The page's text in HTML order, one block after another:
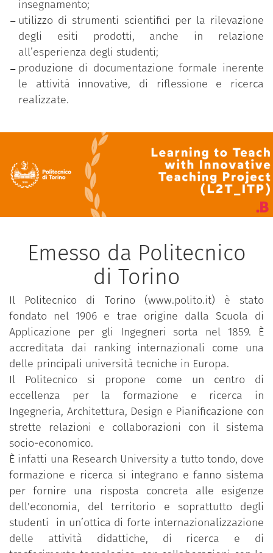
insegnamento;
utilizzo di strumenti scientifici per la rilevazione
degli esiti prodotti, anche in relazione
all’esperienza degli studenti;
produzione di documentazione formale inerente
le attività innovative, di riflessione e ricerca
realizzate.
Emesso da Politecnico
di Torino
Il Politecnico di Torino (www.polito.it) è stato
fondato nel 1906 e trae origine dalla Scuola di
Applicazione per gli Ingegneri sorta nel 1859. È
accreditata dai ranking internazionali come una
delle principali università tecniche in Europa.
Il Politecnico si propone come un centro di
eccellenza per la formazione e ricerca in
Ingegneria, Architettura, Design e Pianificazione con
strette relazioni e collaborazioni con il sistema
socio-economico.
È infatti una Research University a tutto tondo, dove
formazione e ricerca si integrano e fanno sistema
per fornire una risposta concreta alle esigenze
dell'economia, del territorio e soprattutto degli
studenti in un’ottica di forte internazionalizzazione
delle attività didattiche, di ricerca e di